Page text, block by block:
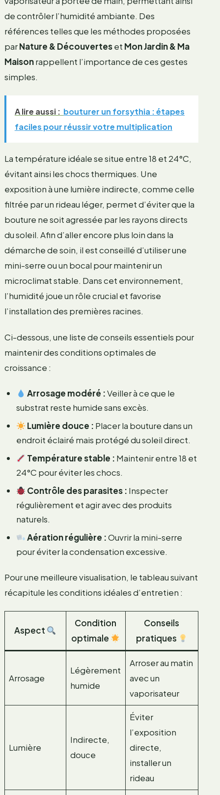
de contrôler l’humidité ambiante. Des
références telles que les méthodes proposées
parNature & Découverteset Mon Jardin & Ma
Maisonrappellent l’importance de ces gestes
simples.
A lire aussi : bouturer un forsythia : étapes
faciles pour réussir votre multiplication
La température idéale se situe entre 18 et 24°C,
évitant ainsi les chocs thermiques. Une
exposition à une lumière indirecte, comme celle
filtrée par un rideau léger, permet d’éviter que la
bouture ne soit agressée par les rayons directs
du soleil. Afin d’aller encore plus loin dans la
démarche de soin, il est conseillé d’utiliser une
mini-serre ou un bocal pour maintenir un
microclimat stable. Dans cet environnement,
l’humidité joue un rôle crucial et favorise
l’installation des premières racines.
Ci-dessous, une liste de conseils essentiels pour
maintenir des conditions optimales de
croissance :
Arrosage modéré :Veiller à ce que le
substrat reste humide sans excès.
Lumière douce : Placer la bouture dans un
endroit éclairé mais protégé du soleil direct.
Température stable : Maintenir entre 18 et
24°C pour éviter les chocs.
Contrôle des parasites : Inspecter
régulièrement et agir avec des produits
naturels.
Aération régulière :Ouvrir la mini-serre
pour éviter la condensation excessive.
Pour une meilleure visualisation, le tableau suivant
récapitule les conditions idéales d’entretien :
Aspect
Condition
optimale
Conseils
pratiques
Arrosage
Légèrement
humide
Arroser au matin
avec un
vaporisateur
Lumière
Indirecte,
douce
Éviter
l’exposition
directe,
installer un
rideau